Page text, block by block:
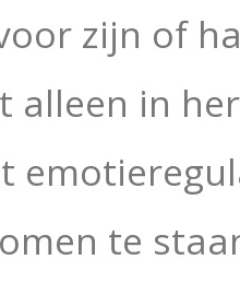
zijn of
alleen in
te